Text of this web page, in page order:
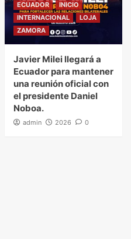
ECUADOR
INICIO
INTERNACIONAL
LOJA
ZAMORA
Javier Milei llegará a
Ecuador para mantener
una reunión oficial con
el presidente Daniel
Noboa.
admin 2026 0